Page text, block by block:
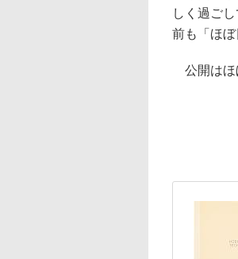
しく過ご
前も「ほぼ
公開はほ